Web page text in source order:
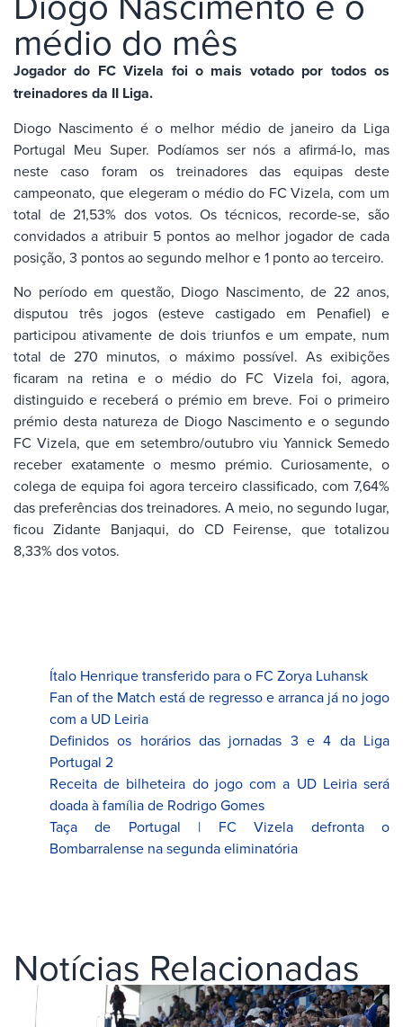
médio do mês
Jogador do FC Vizela foi o mais votado por todos os
treinadores da II Liga.
Diogo Nascimento é o melhor médio de janeiro da Liga
Portugal Meu Super. Podíamos ser nós a afirmá-lo, mas
neste caso foram os treinadores das equipas deste
campeonato, que elegeram o médio do FC Vizela, com um
total de 21,53% dos votos. Os técnicos, recorde-se, são
convidados a atribuir 5 pontos ao melhor jogador de cada
posição, 3 pontos ao segundo melhor e 1 ponto ao terceiro.
No período em questão, Diogo Nascimento, de 22 anos,
disputou três jogos (esteve castigado em Penafiel) e
participou ativamente de dois triunfos e um empate, num
total de 270 minutos, o máximo possível. As exibições
ficaram na retina e o médio do FC Vizela foi, agora,
distinguido e receberá o prémio em breve. Foi o primeiro
prémio desta natureza de Diogo Nascimento e o segundo
FC Vizela, que em setembro/outubro viu Yannick Semedo
receber exatamente o mesmo prémio. Curiosamente, o
colega de equipa foi agora terceiro classificado, com 7,64%
das preferências dos treinadores. A meio, no segundo lugar,
ficou Zidante Banjaqui, do CD Feirense, que totalizou
8,33% dos votos.
Ítalo Henrique transferido para o FC Zorya Luhansk
Fan of the Match está de regresso e arranca já no jogo
com a UD Leiria
Definidos os horários das jornadas 3 e 4 da Liga
Portugal 2
Receita de bilheteira do jogo com a UD Leiria será
doada à família de Rodrigo Gomes
Taça de Portugal | FC Vizela defronta o
Bombarralense na segunda eliminatória
Notícias Relacionadas